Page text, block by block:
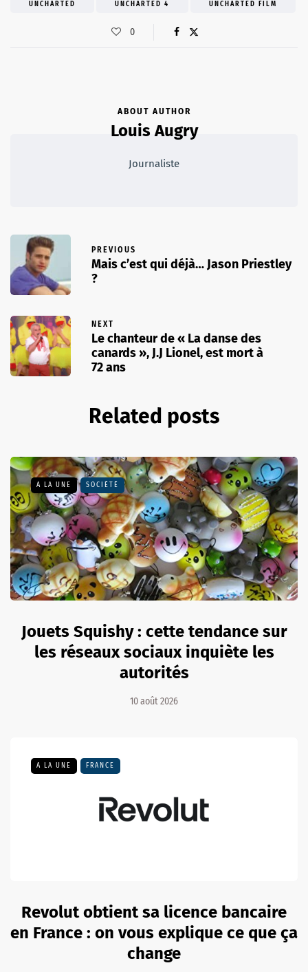
UNCHARTED UNCHARTED 4 UNCHARTED FILM
0
ABOUT AUTHOR
Louis Augry
Journaliste
PREVIOUS
Mais c’est qui déjà… Jason Priestley
?
NEXT
Le chanteur de « La danse des
canards », J.J Lionel, est mort à
72 ans
Related posts
A LA UNE SOCIÉTÉ
Jouets Squishy : cette tendance sur
les réseaux sociaux inquiète les
autorités
10 août 2026
A LA UNE FRANCE
Revolut obtient sa licence bancaire
en France : on vous explique ce que ça
change